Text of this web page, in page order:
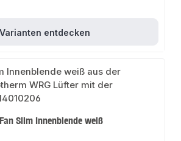
Varianten entdecken
Slim Innenblende weiß